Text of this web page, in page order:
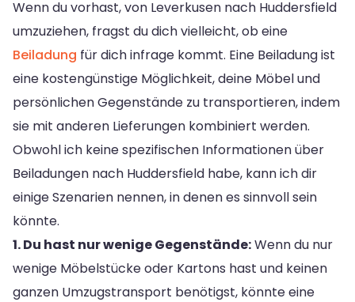
Wenn du vorhast, von Leverkusen nach Huddersfield
umzuziehen, fragst du dich vielleicht, ob eine
Beiladung für dich infrage kommt. Eine Beiladung ist
eine kostengünstige Möglichkeit, deine Möbel und
persönlichen Gegenstände zu transportieren, indem
sie mit anderen Lieferungen kombiniert werden.
Obwohl ich keine spezifischen Informationen über
Beiladungen nach Huddersfield habe, kann ich dir
einige Szenarien nennen, in denen es sinnvoll sein
könnte.
1. Du hast nur wenige Gegenstände:Wenn du nur
wenige Möbelstücke oder Kartons hast und keinen
ganzen Umzugstransport benötigst, könnte eine